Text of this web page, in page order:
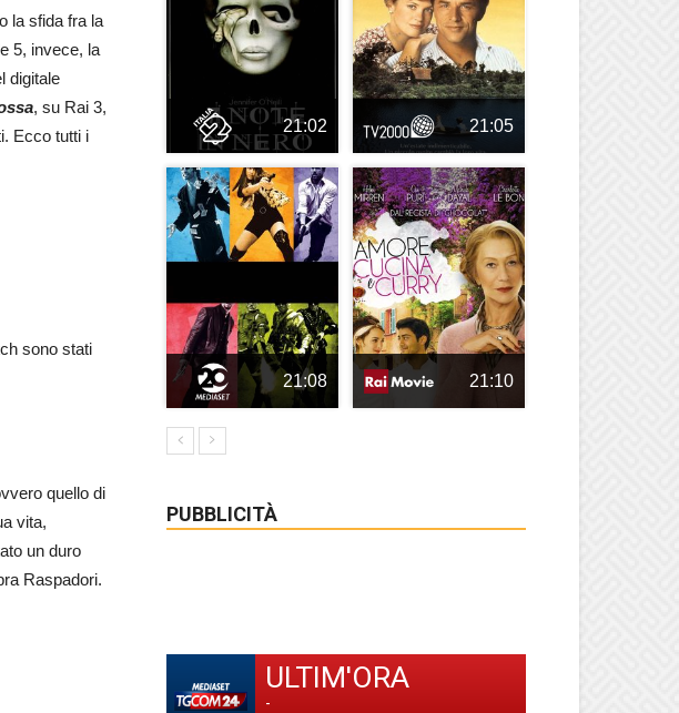
la sfida fra la
5, invece, la
digitale
, su Rai 3,
Ecco tutti i
sono stati
quello di
vita,
un duro
Raspadori.
21:02 21:05
21:08 21:10
PUBBLICITÀ
ULTIM'ORA
-